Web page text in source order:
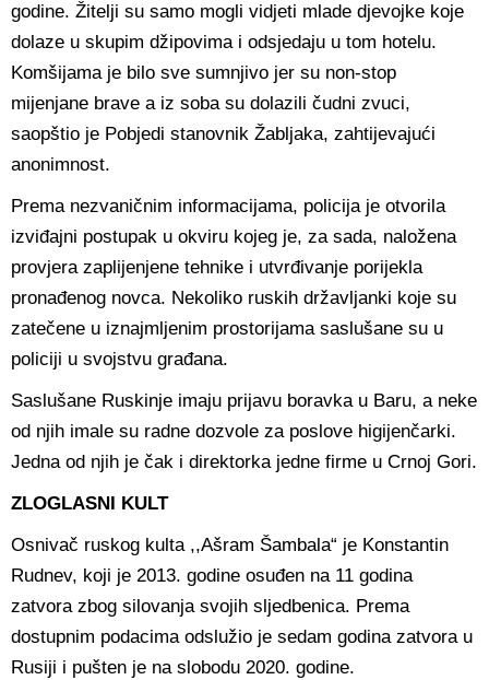
godine. Žitelji su samo mogli vidjeti mlade djevojke koje
dolaze u skupim džipovima i odsjedaju u tom hotelu.
Komšijama je bilo sve sumnjivo jer su non-stop
mijenjane brave a iz soba su dolazili čudni zvuci,
saopštio je Pobjedi stanovnik Žabljaka, zahtijevajući
anonimnost.
Prema nezvaničnim informacijama, policija je otvorila
izviđajni postupak u okviru kojeg je, za sada, naložena
provjera zaplijenjene tehnike i utvrđivanje porijekla
pronađenog novca. Nekoliko ruskih državljanki koje su
zatečene u iznajmljenim prostorijama saslušane su u
policiji u svojstvu građana.
Saslušane Ruskinje imaju prijavu boravka u Baru, a neke
od njih imale su radne dozvole za poslove higijenčarki.
Jedna od njih je čak i direktorka jedne firme u Crnoj Gori.
ZLOGLASNI KULT
Osnivač ruskog kulta ,,Ašram Šambala“ je Konstantin
Rudnev, koji je 2013. godine osuđen na 11 godina
zatvora zbog silovanja svojih sljedbenica. Prema
dostupnim podacima odslužio je sedam godina zatvora u
Rusiji i pušten je na slobodu 2020. godine.